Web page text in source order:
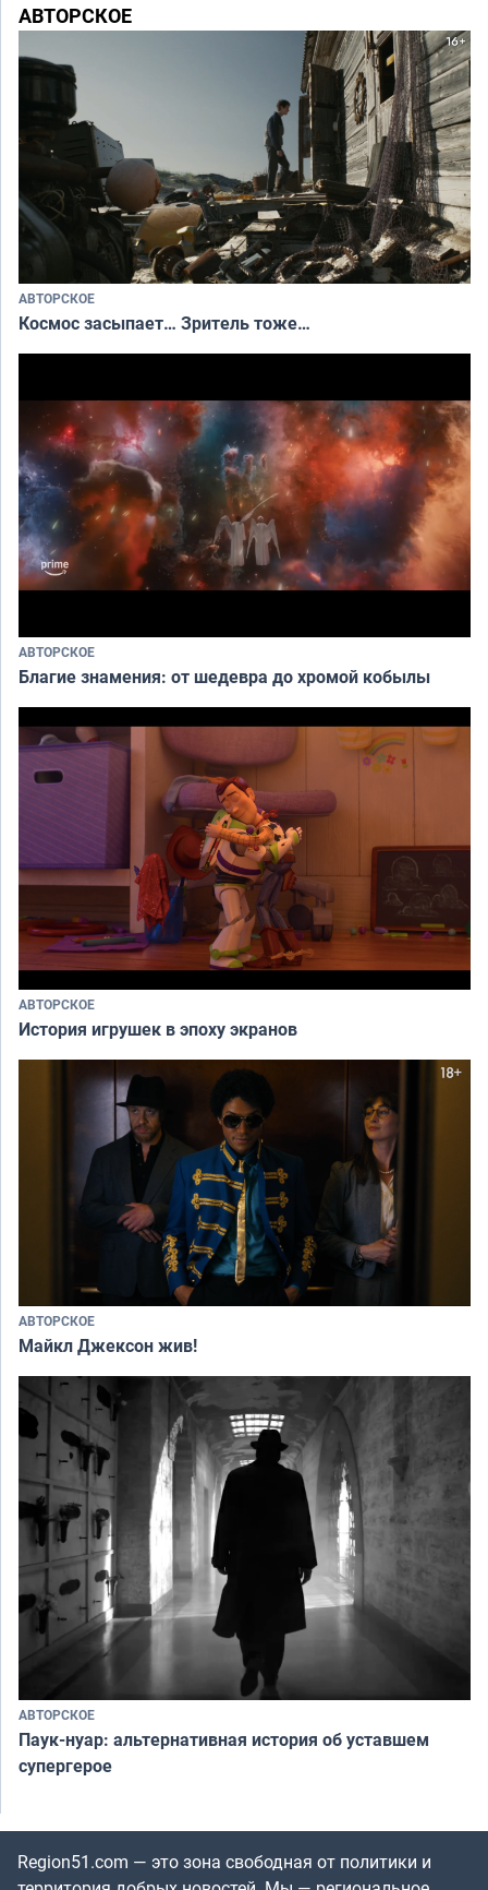
АВТОРСКОЕ
АВТОРСКОЕ
Космос засыпает… Зритель тоже…
АВТОРСКОЕ
Благие знамения: от шедевра до хромой кобылы
АВТОРСКОЕ
История игрушек в эпоху экранов
АВТОРСКОЕ
Майкл Джексон жив!
АВТОРСКОЕ
Паук-нуар: альтернативная история об уставшем
супергерое
Region51.com — это зона свободная от политики и